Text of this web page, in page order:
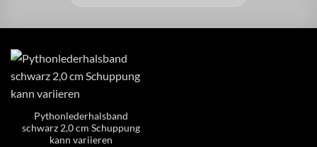
Pythonlederhalsband
schwarz 2,0 cm Schuppung
kann variieren